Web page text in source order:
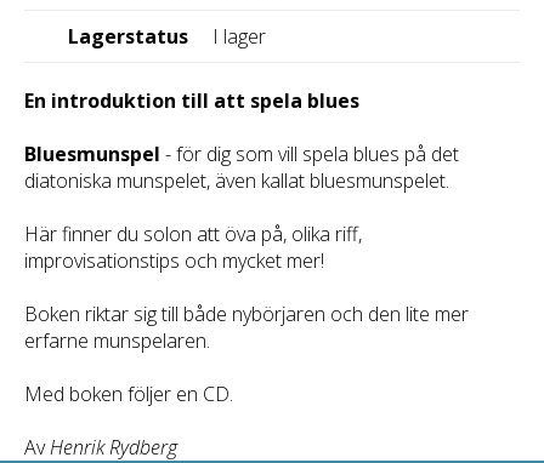
Lagerstatus
I lager
En introduktion till att spela blues
Bluesmunspel - för dig som vill spela blues på det
diatoniska munspelet, även kallat bluesmunspelet.
Här finner du solon att öva på, olika riff,
improvisationstips och mycket mer!
Boken riktar sig till både nybörjaren och den lite mer
erfarne munspelaren.
Med boken följer en CD.
AvHenrik Rydberg